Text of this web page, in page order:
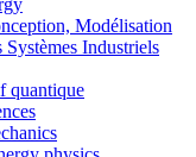
Modélisation
Industriels
quantique